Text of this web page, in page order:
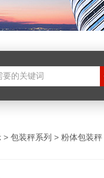
> 包装秤系列 > 粉体包装秤